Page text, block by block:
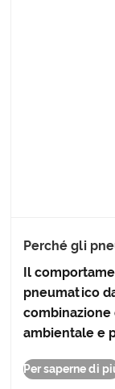
Perché gli
guida
Il
pneumatico
combinazione
ambientale e
l'aderenza si
Per saperne di